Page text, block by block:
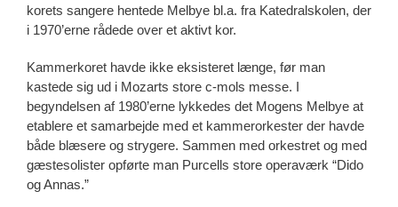
korets sangere hentede Melbye bl.a. fra Katedralskolen, der
i 1970’erne rådede over et aktivt kor.
Kammerkoret havde ikke eksisteret længe, før man
kastede sig ud i Mozarts store c-mols messe. I
begyndelsen af 1980’erne lykkedes det Mogens Melbye at
etablere et samarbejde med et kammerorkester der havde
både blæsere og strygere. Sammen med orkestret og med
gæstesolister opførte man Purcells store operaværk “Dido
og Annas.”